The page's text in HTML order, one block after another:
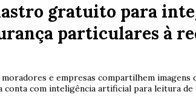
gratuito para
particulares à
e empresas compartilhem imagens
conta com inteligência artificial para leitura de